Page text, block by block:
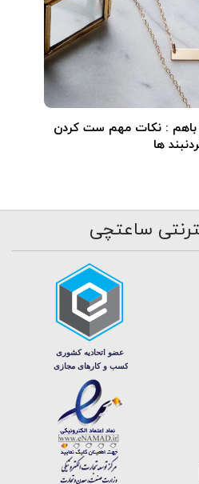
باهم : نکات مهم ست کردن
ها
ساعتچی